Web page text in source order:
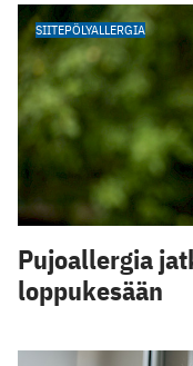
SIITEPÖLYALLERGIA
Pujoallergia
loppukesään